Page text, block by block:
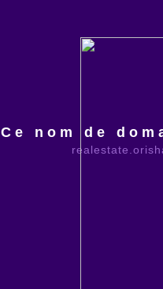
Ce nom de